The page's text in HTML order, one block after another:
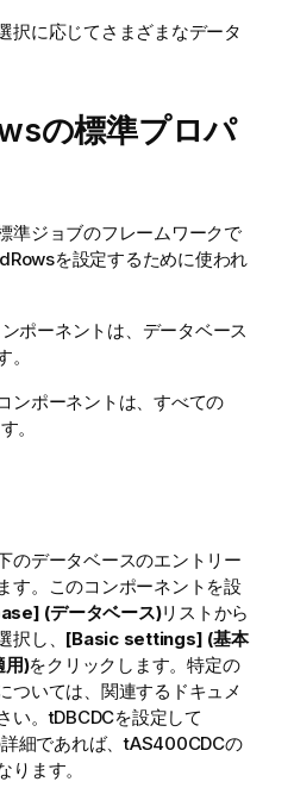
択に応じてさまざまなデータ
の標準プロパ
準ジョブのフレームワークで
を設定するために使われ
ポーネントは、 データベース
ンポーネントは、すべての
。
のデータベースのエントリー
す。このコンポーネントを設
(データベース)リストから
し、 [Basic settings] (基本
)をクリックします。特定の
ついては、関連するドキュメ
い。tDBCDCを設定して
細であれば、tAS400CDCの
ります。